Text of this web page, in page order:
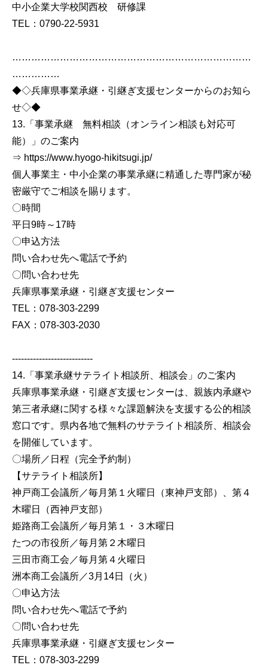
中小企業大学校関西校 研修課
TEL：0790-22-5931
…………………………………………………………………
……………
◆◇兵庫県事業承継・引継ぎ支援センターからのお知ら
せ◇◆
13.「事業承継 無料相談（オンライン相談も対応可
能）」のご案内
⇒ https://www.hyogo-hikitsugi.jp/
個人事業主・中小企業の事業承継に精通した専門家が秘
密厳守でご相談を賜ります。
〇時間
平日9時～17時
〇申込方法
問い合わせ先へ電話で予約
〇問い合わせ先
兵庫県事業承継・引継ぎ支援センター
TEL：078-303-2299
FAX：078-303-2030
---------------------------
14.「事業承継サテライト相談所、相談会」のご案内
兵庫県事業承継・引継ぎ支援センターは、親族内承継や
第三者承継に関する様々な課題解決を支援する公的相談
窓口です。県内各地で無料のサテライト相談所、相談会
を開催しています。
〇場所／日程（完全予約制）
【サテライト相談所】
神戸商工会議所／毎月第１火曜日（東神戸支部）、第４
木曜日（西神戸支部）
姫路商工会議所／毎月第１・３木曜日
たつの市役所／毎月第２木曜日
三田市商工会／毎月第４火曜日
洲本商工会議所／3月14日（火）
〇申込方法
問い合わせ先へ電話で予約
〇問い合わせ先
兵庫県事業承継・引継ぎ支援センター
TEL：078-303-2299